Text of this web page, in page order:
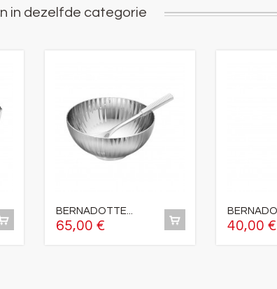
in dezelfde categorie
BERNADOTTE...
65,00 € 40,00 €